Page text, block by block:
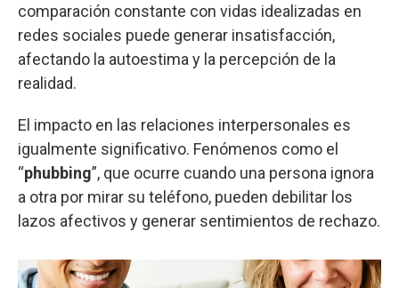
comparación constante con vidas idealizadas en
redes sociales puede generar insatisfacción,
afectando la autoestima y la percepción de la
realidad.
El impacto en las relaciones interpersonales es
igualmente significativo. Fenómenos como el
“phubbing”, que ocurre cuando una persona ignora
a otra por mirar su teléfono, pueden debilitar los
lazos afectivos y generar sentimientos de rechazo.